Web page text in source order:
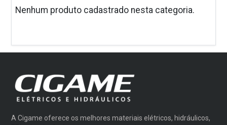
Nenhum produto cadastrado nesta categoria.
A Cigame oferece os melhores materiais elétricos, hidráulicos,